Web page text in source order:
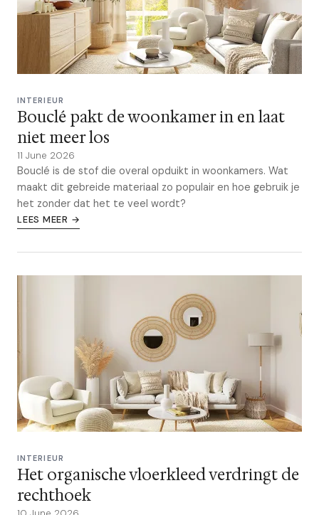
INTERIEUR
Bouclé pakt de woonkamer in en laat
niet meer los
11 June 2026
Bouclé is de stof die overal opduikt in woonkamers. Wat
maakt dit gebreide materiaal zo populair en hoe gebruik je
het zonder dat het te veel wordt?
LEES MEER →
INTERIEUR
Het organische vloerkleed verdringt de
rechthoek